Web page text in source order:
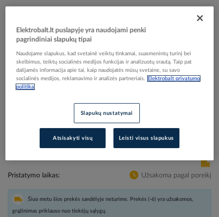
the
beginning
the
images
gallery
Lizdas v/t su taimeriu baltas Renova - SCHNEIDER
ELECTRIC
Elektrobalt prekės kodas
Pristatymo laikas Užsakoma pagal poreikį
Šiuo metu šios prekės sandėlyje neturime. Prekės (-ė) yra užsakomos,
grąžinimas priklauso nuo tiekėjų sąlygų.
Elektrobalt.lt puslapyje yra naudojami penki
pagrindiniai slapukų tipai
Naudojame slapukus, kad svetainė veiktų tinkamai, suasmenintų turinį bei
skelbimus, teiktų socialinės medijos funkcijas ir analizuotų srautą. Taip pat
dalijamės informacija apie tai, kaip naudojatės mūsų svetaine, su savo
socialinės medijos, reklamavimo ir analizės partneriais.
Elektrobalt privatumo
politika
Slapukų nustatymai
Atsisakyti visų Leisti visus slapukus